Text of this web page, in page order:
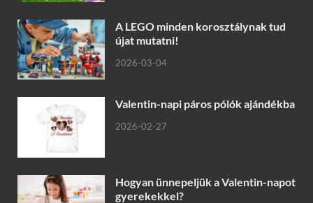
A LEGO minden korosztálynak tud
újat mutatni!
2026-03-04
Valentin-napi páros pólók ajándékba
2026-02-27
Hogyan ünnepeljük a Valentin-napot
gyerekekkel?